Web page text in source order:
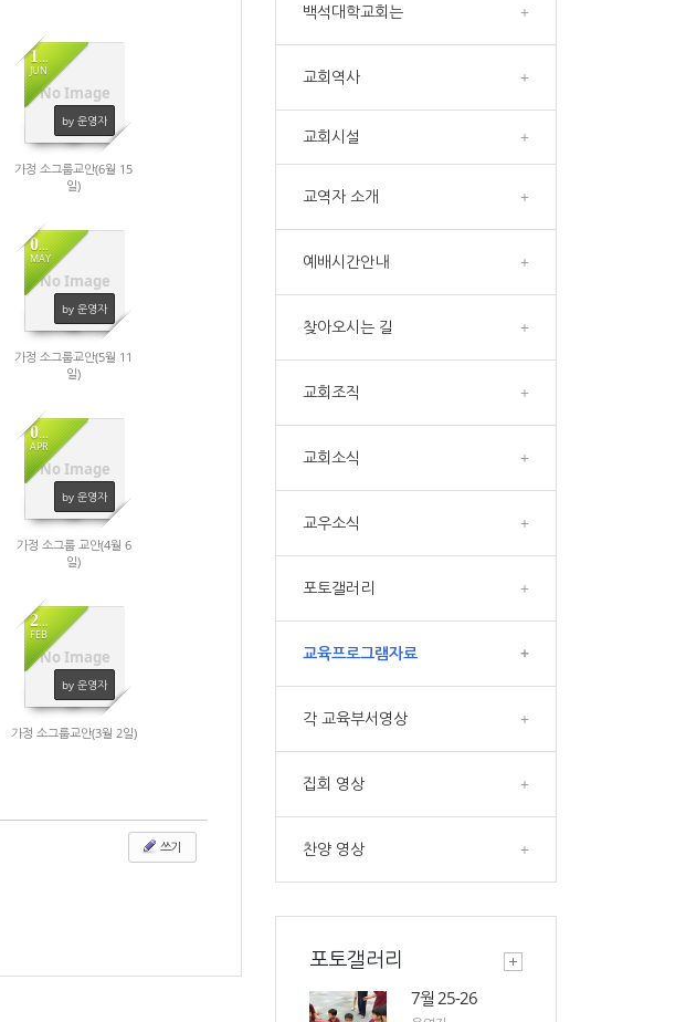
No Image
13
JUN
by 운영자
1223
가정 소그룹교안(6월 15
일)
No Image
09
MAY
by 운영자
936
가정 소그룹교안(5월 11
일)
No Image
04
APR
by 운영자
1109
가정 소그룹 교안(4월 6
일)
No Image
28
FEB
by 운영자
1014
가정 소그룹교안(3월 2일)
쓰기
백석대학교회는 +
교회역사 +
교회시설 +
교역자 소개 +
예배시간안내 +
찾아오시는 길 +
교회조직 +
교회소식 +
교우소식 +
포토갤러리 +
교육프로그램자료 +
각 교육부서영상 +
집회 영상 +
찬양 영상 +
포토갤러리
7월 25-26